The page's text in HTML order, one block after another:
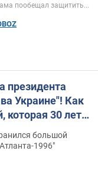
пообещал защитить...
президента
Украине"! Как
которая 30 лет
большой
1996"